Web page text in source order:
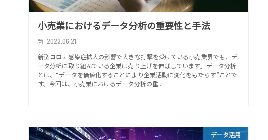
小売業におけるデータ分析の重要性と手法
2022.06.21
新型コロナ感染症拡大の影響で大きな打撃を受けている小売業界でも、デ
ータ分析に取り組んでいる企業は売り上げを伸ばしています。データ分析
とは、“データを価値化することにより企業活動に変化をもたらす”ことで
す。今回は、小売業におけるデータ分析の重...
データ活用